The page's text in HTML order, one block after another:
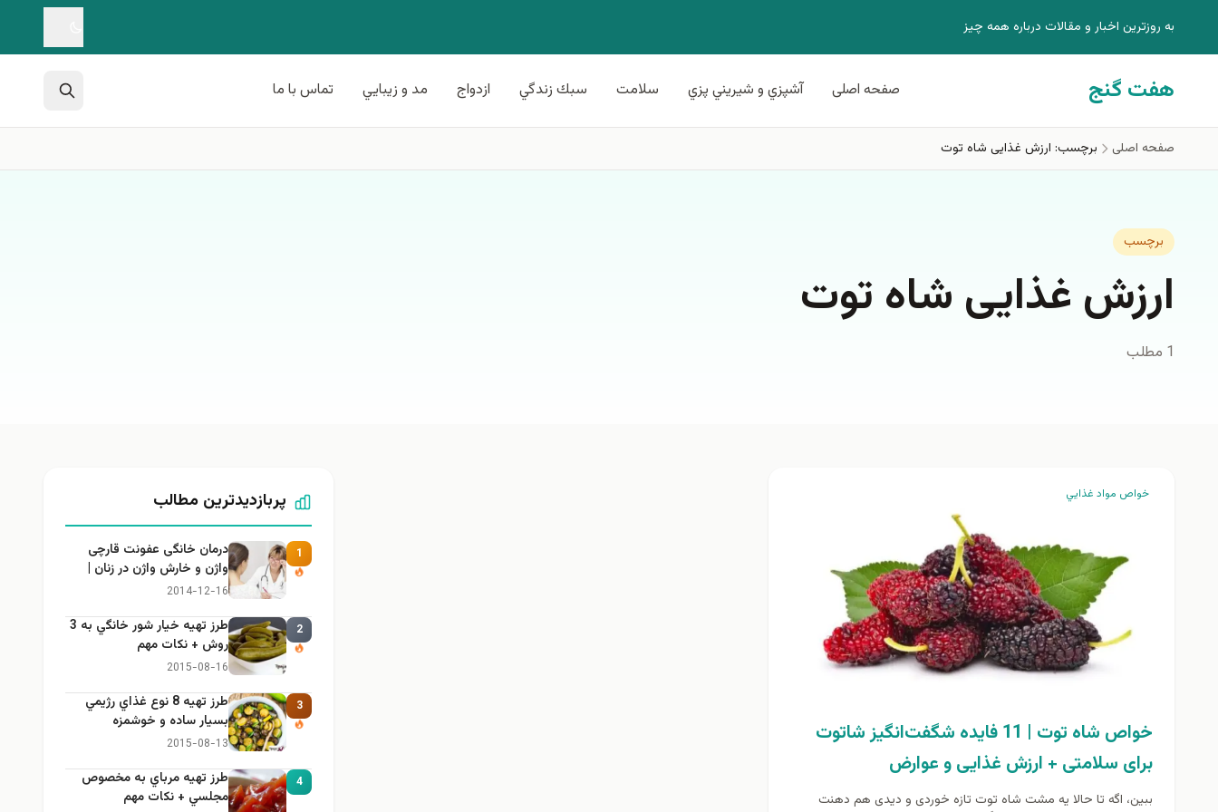
به روزترين اخبار و مقالات درباره همه چيز
هفت گنج صفحه اصلی آشپزي و شيريني پزي سلامت سبك زندگي ازدواج مد و زيبايي تماس با ما
صفحه اصلی برچسب: ارزش غذایی شاه توت
برچسب
ارزش غذایی شاه توت
1 مطلب
خواص مواد غذايي
خواص شاه توت | 11 فایده شگفت‌انگیز شاتوت
برای سلامتی + ارزش غذایی و عوارض
ببین، اگه تا حالا یه مشت شاه توت تازه خوردی و دیدی هم دهنت
پربازدیدترین مطالب
1
درمان خانگی عفونت قارچی
واژن و خارش واژن در زنان |
راهنمای کامل، ایمن و کاربردی
2014-12-16
2
طرز تهيه خیار شور خانگي به 3
روش + نكات مهم
2015-08-16
3
طرز تهيه 8 نوع غذاي رژيمي
بسيار ساده و خوشمزه
2015-08-13
4
طرز تهيه مرباي به مخصوص
مجلسي + نكات مهم